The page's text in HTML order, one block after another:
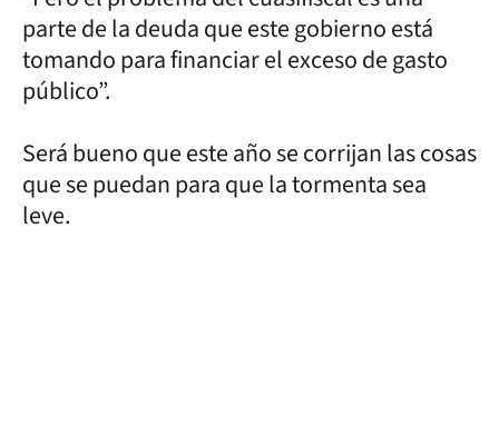
parte de la deuda que este gobierno está
tomando para financiar el exceso de gasto
público”.
Será bueno que este año se corrijan las cosas
que se puedan para que la tormenta sea
leve.